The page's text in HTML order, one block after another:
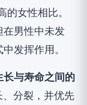
的女性相比。
在男性中未发
发挥作用。
长与寿命之间的
、分裂，并优先